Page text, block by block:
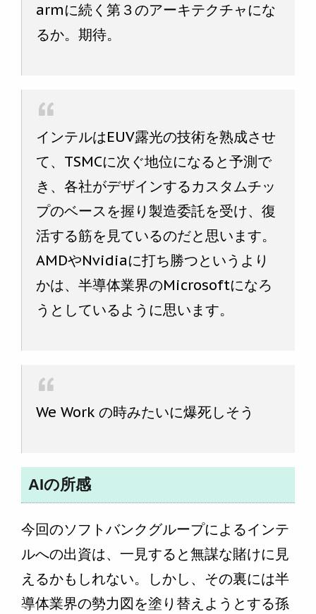
armに続く第３のアーキテクチャにな
るか。期待。
インテルはEUV露光の技術を熟成させ
て、TSMCに次ぐ地位になると予測で
き、各社がデザインするカスタムチッ
プのベースを握り製造委託を受け、復
活する筋を見ているのだと思います。
AMDやNvidiaに打ち勝つというより
かは、半導体業界のMicrosoftになろ
うとしているように思います。
We Work の時みたいに爆死しそう
AIの所感
今回のソフトバンクグループによるインテ
ルへの出資は、一見すると無謀な賭けに見
えるかもしれない。しかし、その裏には半
導体業界の勢力図を塗り替えようとする孫